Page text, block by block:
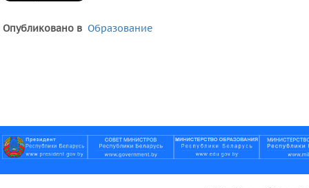
Опубликовано в Образование